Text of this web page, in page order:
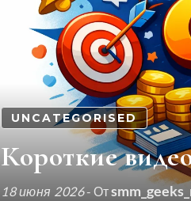
UNCATEGORISED
Короткие
18 июня 2026- От